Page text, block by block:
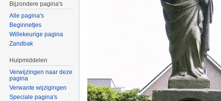
Bijzondere pagina's
Alle pagina's
Beginnetjes
Willekeurige pagina
Zandbak
Hulpmiddelen
Verwijzingen naar deze
pagina
Verwante wijzigingen
Speciale pagina's